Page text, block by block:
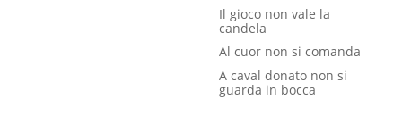
Il gioco non vale la
candela
Al cuor non si comanda
A caval donato non si
guarda in bocca